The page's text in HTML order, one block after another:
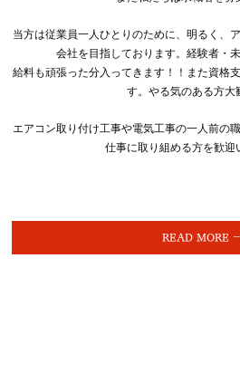
当方は従業員一人ひとりのために、明るく、
会社を目指しております。経験者・
給料も頑張った分入ってきます！！また資格
す。やる気のある方大
エアコン取り付け工事や電気工事の一人前の
仕事に取り組める方を歓迎
READ MORE